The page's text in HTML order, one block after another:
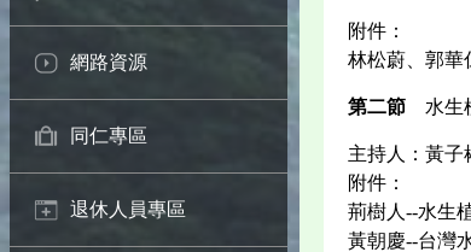
網路資源
同仁專區
退休人員專區
附件：
林松蔚、郭華
第二節 水生
主持人：黃子
附件：
荊樹人--水生
黃朝慶--台灣